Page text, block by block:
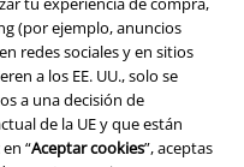
(por ejemplo, anuncios
redes sociales y en sitios
a los EE. UU., solo se
a una decisión de
de la UE y que están
“Aceptar cookies”, aceptas